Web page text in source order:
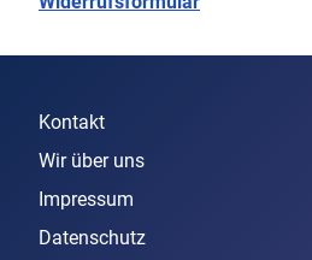
Kontakt
Wir über uns
Impressum
Datenschutz